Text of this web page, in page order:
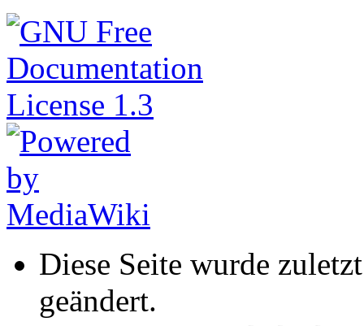
Diese Seite wurde
geändert.